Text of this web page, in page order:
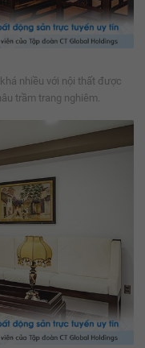
nhiều với nội thất được
trầm trang nghiêm.